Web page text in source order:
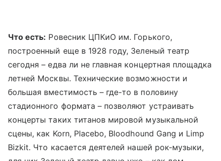
Что есть: Ровесник ЦПКиО им. Горького,
построенный еще в 1928 году, Зеленый театр
сегодня – едва ли не главная концертная площадка
летней Москвы. Технические возможности и
большая вместимость – где-то в половину
стадионного формата – позволяют устраивать
концерты таких титанов мировой музыкальной
сцены, как Korn, Placebo, Bloodhound Gang и Limp
Bizkit. Что касается деятелей нашей рок-музыки,